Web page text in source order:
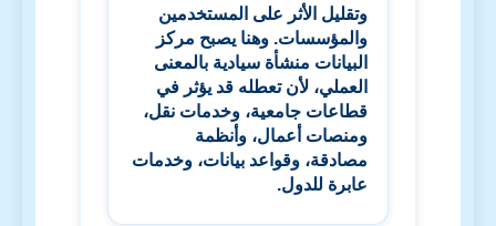
وتقليل الأثر على المستخدمين
والمؤسسات. وهنا يصبح مركز
البيانات منشأة سيادية بالمعنى
العملي، لأن تعطله قد يؤثر في
قطاعات جامعية، وخدمات نقل،
ومنصات أعمال، وأنظمة
مصادقة، وقواعد بيانات، وخدمات
عابرة للدول.